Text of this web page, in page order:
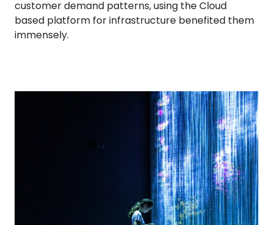
customer demand patterns, using the Cloud
based platform for infrastructure benefited them
immensely.